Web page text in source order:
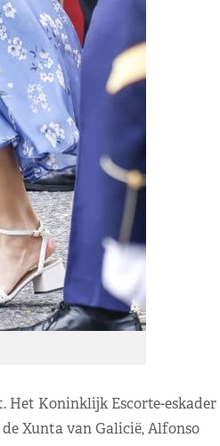
Het Koninklijk Escorte-eskader
Xunta van Galicië, Alfonso